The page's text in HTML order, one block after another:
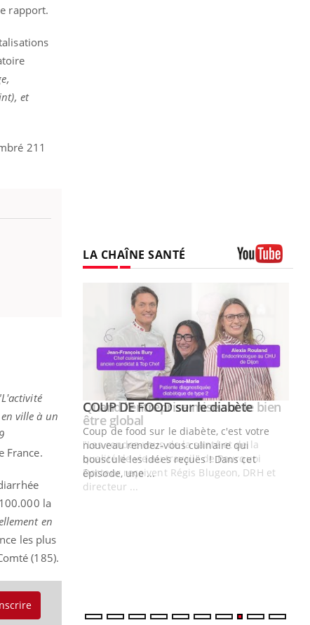
rapport.
), et
211
ville à un
France.
la
en
les plus
(185).
LA CHAÎNE SANTÉ
Youtube
c'est votre
qui
cet
Youtube
Quand l’entreprise mise sur le bien
être globalYoutube
"Les rendez-vous de la santé et de la
qualité de vie au travail" de Pourquoi
Docteur reçoivent Régis Blugeon, DRH et
directeur ...